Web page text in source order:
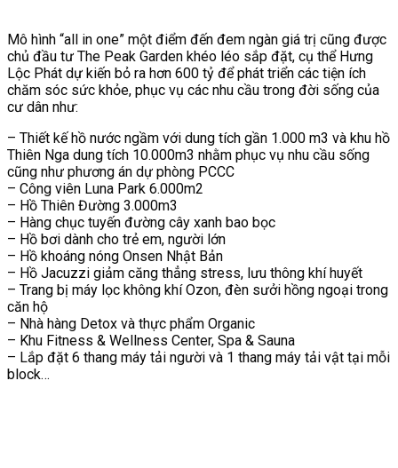
Mô hình “all in one” một điểm đến đem ngàn giá trị cũng được
chủ đầu tư The Peak Garden khéo léo sắp đặt, cụ thể Hưng
Lộc Phát dự kiến bỏ ra hơn 600 tỷ để phát triển các tiện ích
chăm sóc sức khỏe, phục vụ các nhu cầu trong đời sống của
cư dân như:
– Thiết kế hồ nước ngầm với dung tích gần 1.000 m3 và khu hồ
Thiên Nga dung tích 10.000m3 nhằm phục vụ nhu cầu sống
cũng như phương án dự phòng PCCC
– Công viên Luna Park 6.000m2
– Hồ Thiên Đường 3.000m3
– Hàng chục tuyến đường cây xanh bao bọc
– Hồ bơi dành cho trẻ em, người lớn
– Hồ khoáng nóng Onsen Nhật Bản
– Hồ Jacuzzi giảm căng thẳng stress, lưu thông khí huyết
– Trang bị máy lọc không khí Ozon, đèn sưởi hồng ngoại trong
căn hộ
– Nhà hàng Detox và thực phẩm Organic
– Khu Fitness & Wellness Center, Spa & Sauna
– Lắp đặt 6 thang máy tải người và 1 thang máy tải vật tại mỗi
block…